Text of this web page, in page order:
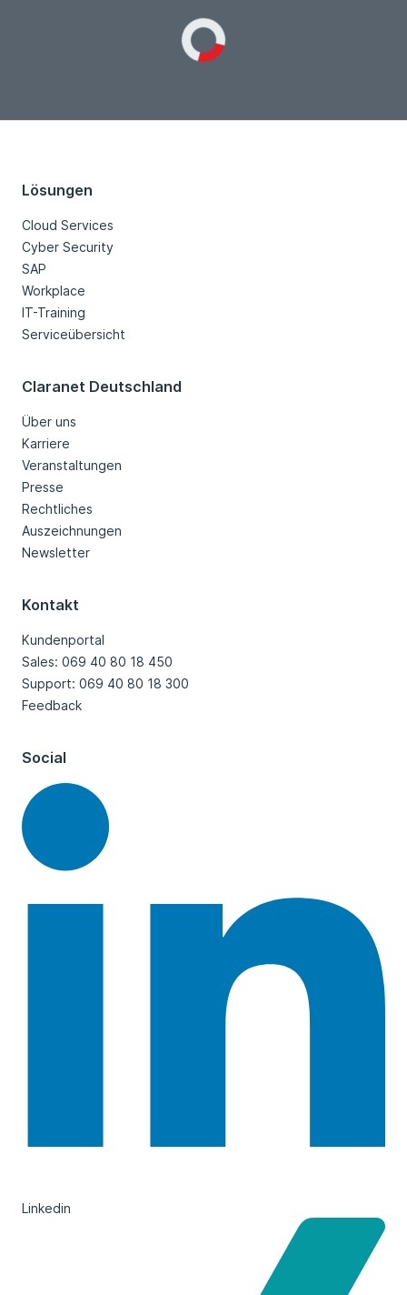
Lösungen
Cloud Services
Cyber Security
SAP
Workplace
IT-Training
Serviceübersicht
Claranet Deutschland
Über uns
Karriere
Veranstaltungen
Presse
Rechtliches
Auszeichnungen
Newsletter
Kontakt
Kundenportal
Sales: 069 40 80 18 450
Support: 069 40 80 18 300
Feedback
Social
Linkedin